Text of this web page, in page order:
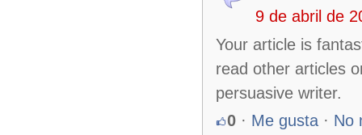
9 de abril de
Your article is
read other articles
persuasive writer.
0 · Me gusta · No